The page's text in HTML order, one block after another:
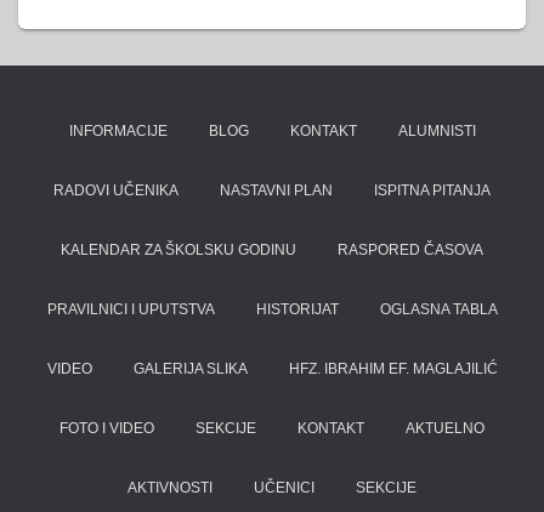
INFORMACIJE BLOG KONTAKT ALUMNISTI
RADOVI UČENIKA NASTAVNI PLAN ISPITNA PITANJA
KALENDAR ZA ŠKOLSKU GODINU RASPORED ČASOVA
PRAVILNICI I UPUTSTVA HISTORIJAT OGLASNA TABLA
VIDEO GALERIJA SLIKA HFZ. IBRAHIM EF. MAGLAJILIĆ
FOTO I VIDEO SEKCIJE KONTAKT AKTUELNO
AKTIVNOSTI UČENICI SEKCIJE